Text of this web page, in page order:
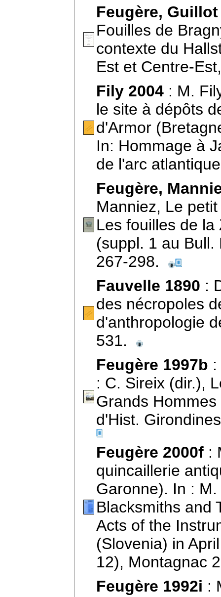
Feugère, Guillot
Fouilles de
contexte du
Est et Centre-
Fily 2004 : M.
le site à dépôts
d'Armor
In: Hommage à
de l'arc
Feugère,
Manniez, Le
Les fouilles de
(suppl. 1 au
267-298.
Fauvelle 1890 :
des nécropoles
d'anthropologie
531.
Feugère 1997b
: C. Sireix (dir.),
Grands
d'Hist.
Feugère 2000f :
quincaillerie
Garonne). In :
Blacksmiths and
Acts of the
(Slovenia) in
12), Montagnac
Feugère 1992i :